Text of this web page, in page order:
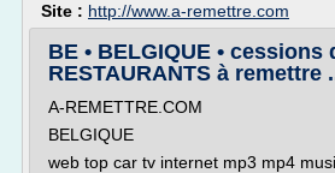
Site : http://www.a-remettre.com
BE • BELGIQUE • cessions
RESTAURANTS à remettre
A-REMETTRE.COM
BELGIQUE
web top car tv internet mp3 mp4